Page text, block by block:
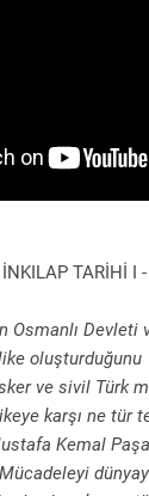
TARİHİ I
Osmanlı Devleti
oluşturduğunu
ve sivil Türk
karşı ne tür
Kemal